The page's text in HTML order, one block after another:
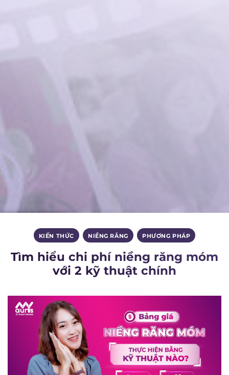
KIẾN THỨC , NIỀNG RĂNG , PHƯƠNG PHÁP
Tìm hiểu chi phí niềng răng móm
với 2 kỹ thuật chính